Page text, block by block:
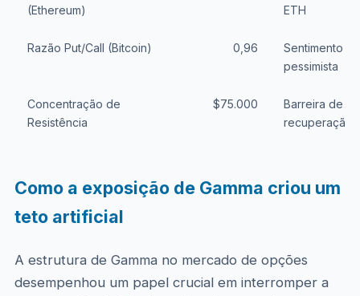
(Ethereum)
ETH
Razão Put/Call (Bitcoin) 0,96
Sentimento
pessimista
Concentração de
Resistência
$75.000
Barreira de
recuperação
Como a exposição de Gamma criou um
teto artificial
A estrutura de Gamma no mercado de opções
desempenhou um papel crucial em interromper a